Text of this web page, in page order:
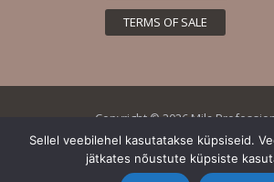
TERMS OF SALE
Copyright © 2026 Mila
Sellel veebilehel kasutatakse küpsiseid.
jätkates nõustute küpsiste